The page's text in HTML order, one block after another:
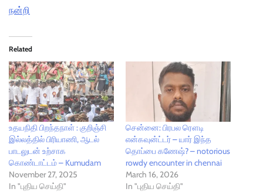
நன்றி
Related
உதயநிதி பிறந்தநாள் : குறிஞ்சி
இல்லத்தில் பிரியாணி, ஆடல்
பாடலுடன் உற்சாக
கொண்டாட்டம் – Kumudam
November 27, 2025
In "புதிய செய்தி"
சென்னை: பிரபல ரௌடி
என்கவுன்ட்டர் – யார் இந்த
தொப்பை கணேஷ்? – notorious
rowdy encounter in chennai
March 16, 2026
In "புதிய செய்தி"